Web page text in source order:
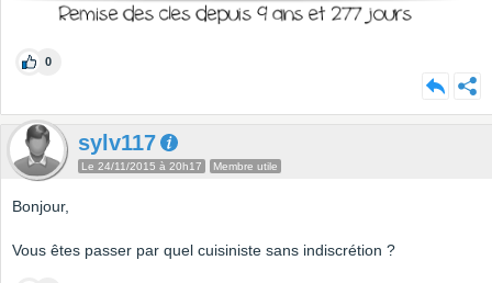
0
sylv117
Le 24/11/2015 à 20h17 Membre utile
Bonjour,
Vous êtes passer par quel cuisiniste sans indiscrétion ?